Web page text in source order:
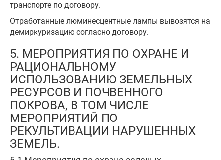
транспорте по договору.
Отработанные люминесцентные лампы вывозятся на
демиркуризацию согласно договору.
5. МЕРОПРИЯТИЯ ПО ОХРАНЕ И
РАЦИОНАЛЬНОМУ
ИСПОЛЬЗОВАНИЮ ЗЕМЕЛЬНЫХ
РЕСУРСОВ И ПОЧВЕННОГО
ПОКРОВА, В ТОМ ЧИСЛЕ
МЕРОПРИЯТИЙ ПО
РЕКУЛЬТИВАЦИИ НАРУШЕННЫХ
ЗЕМЕЛЬ.